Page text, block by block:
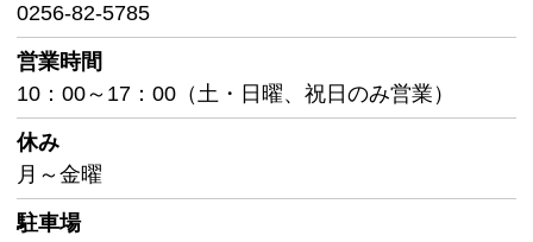
0256-82-5785
営業時間
10：00～17：00（土・日曜、祝日のみ営業）
休み
月～金曜
駐車場